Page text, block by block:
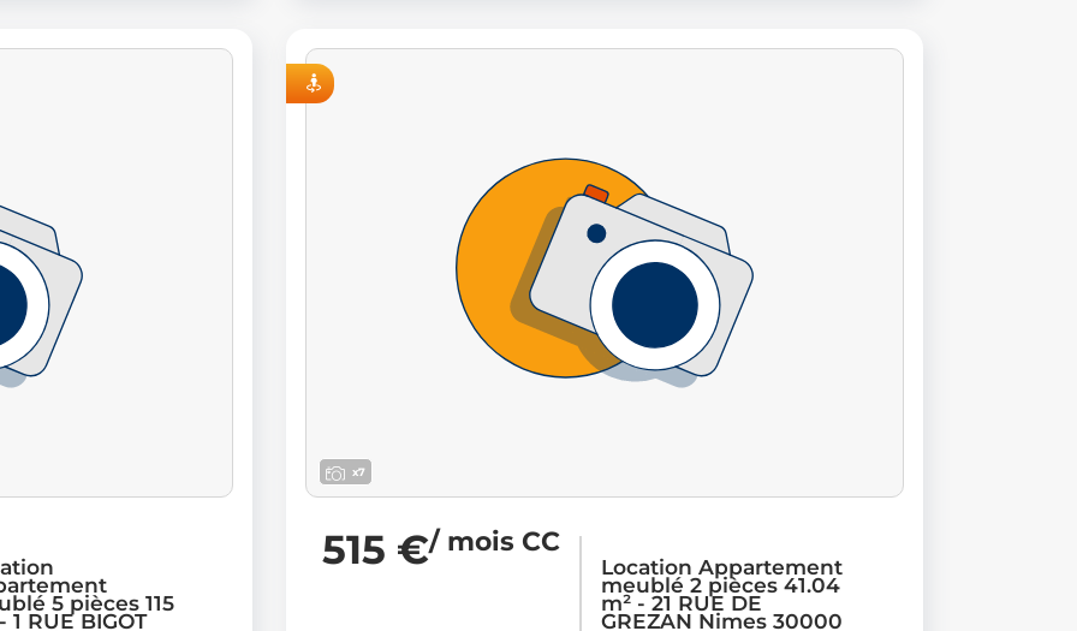
5 pièces 115
1 RUE BIGOT
x7
515 €/ mois CC
Location Appartement
meublé 2 pièces 41.04
m² - 21 RUE DE
GREZAN Nimes 30000